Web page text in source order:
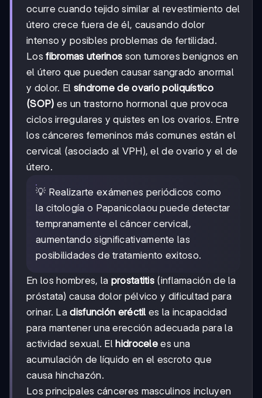
ocurre cuando tejido similar al revestimiento del
útero crece fuera de él, causando dolor
intenso y posibles problemas de fertilidad.
Losfibromas uterinos son tumores benignos en
el útero que pueden causar sangrado anormal
y dolor. El síndrome de ovario poliquístico
(SOP) es un trastorno hormonal que provoca
ciclos irregulares y quistes en los ovarios. Entre
los cánceres femeninos más comunes están el
cervical (asociado al VPH), el de ovario y el de
útero.
💡 Realizarte exámenes periódicos como
la citología o Papanicolaou puede detectar
tempranamente el cáncer cervical,
aumentando significativamente las
posibilidades de tratamiento exitoso.
En los hombres, la prostatitis (inflamación de la
próstata) causa dolor pélvico y dificultad para
orinar. Ladisfunción eréctil es la incapacidad
para mantener una erección adecuada para la
actividad sexual. El hidrocele es una
acumulación de líquido en el escroto que
causa hinchazón.
Los principales cánceres masculinos incluyen